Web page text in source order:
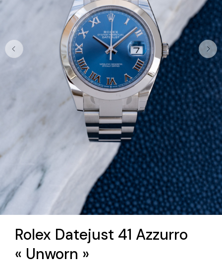
Rolex Datejust 41 Azzurro
« Unworn »